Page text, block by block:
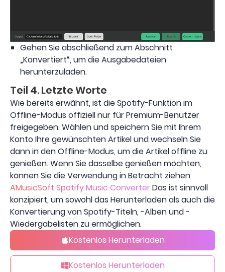
Gehen Sie abschließend zum Abschnitt
„Konvertiert“, um die Ausgabedateien
herunterzuladen.
Teil 4. Letzte Worte
Wie bereits erwähnt, ist die Spotify-Funktion im
Offline-Modus offiziell nur für Premium-Benutzer
freigegeben. Wählen und speichern Sie mit Ihrem
Konto Ihre gewünschten Artikel und wechseln Sie
dann in den Offline-Modus, um die Artikel offline zu
genießen. Wenn Sie dasselbe genießen möchten,
können Sie die Verwendung in Betracht ziehen
AMusicSoft Spotify Music Converter Das ist sinnvoll
konzipiert, um sowohl das Herunterladen als auch die
Konvertierung von Spotify-Titeln, -Alben und -
Wiedergabelisten zu ermöglichen.
Kostenlos Herunterladen
Kostenlos Herunterladen